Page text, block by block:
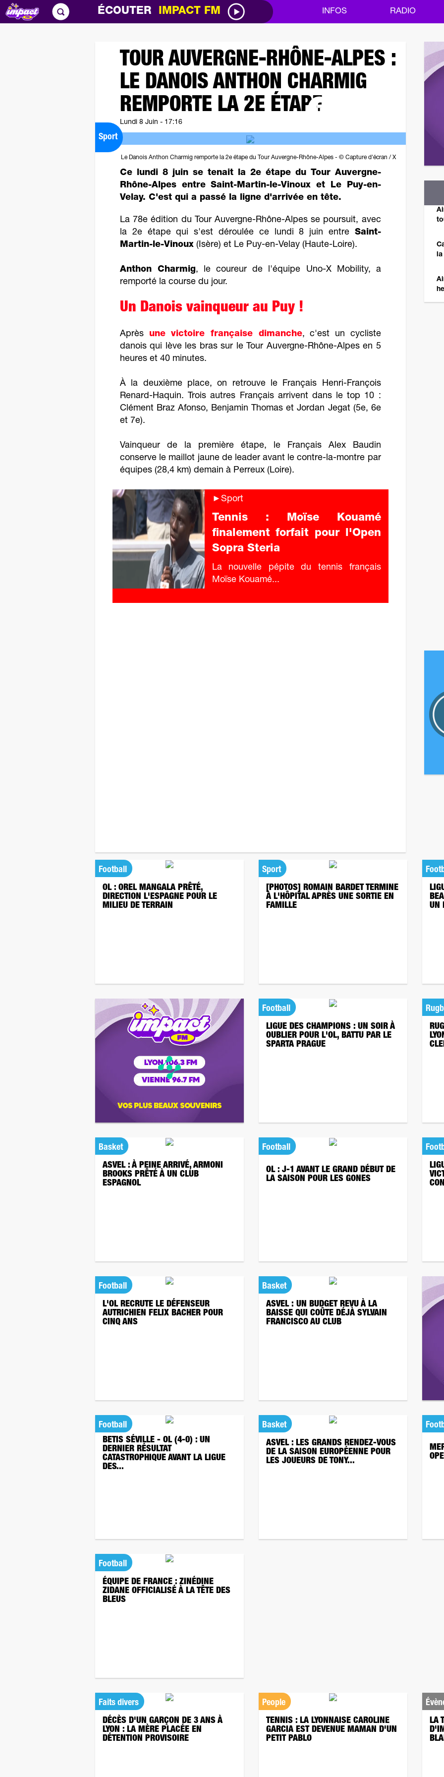
ÉCOUTER IMPACT FM INFOS RADIO
TOUR AUVERGNE-RHÔNE-ALPES :
LE DANOIS ANTHON CHARMIG
REMPORTE LA 2E ÉTAPE
Lundi 8 Juin - 17:16
Sport
Le Danois Anthon Charmig remporte la 2e étape du Tour Auvergne-Rhône-Alpes - © Capture d'écran / X
Ce lundi 8 juin se tenait la 2e étape du Tour Auvergne-
Rhône-Alpes entre Saint-Martin-le-Vinoux et Le Puy-en-
Velay. C'est qui a passé la ligne d'arrivée en tête.
La 78e édition du Tour Auvergne-Rhône-Alpes se poursuit, avec
la 2e étape qui s'est déroulée ce lundi 8 juin entre Saint-
Martin-le-Vinoux (Isère) et Le Puy-en-Velay (Haute-Loire).
Anthon Charmig, le coureur de l'équipe Uno-X Mobility, a
remporté la course du jour.
Un Danois vainqueur au Puy !
Après une victoire française dimanche, c'est un cycliste
danois qui lève les bras sur le Tour Auvergne-Rhône-Alpes en 5
heures et 40 minutes.
À la deuxième place, on retrouve le Français Henri-François
Renard-Haquin. Trois autres Français arrivent dans le top 10 :
Clément Braz Afonso, Benjamin Thomas et Jordan Jegat (5e, 6e
et 7e).
Vainqueur de la première étape, le Français Alex Baudin
conserve le maillot jaune de leader avant le contre-la-montre par
équipes (28,4 km) demain à Perreux (Loire).
►Sport
Tennis : Moïse Kouamé
finalement forfait pour l'Open
Sopra Steria
La nouvelle pépite du tennis français
Moïse Kouamé...
la
Football
OL : OREL MANGALA PRÊTÉ,
DIRECTION L'ESPAGNE POUR LE
MILIEU DE TERRAIN
Sport
[PHOTOS] ROMAIN BARDET TERMINE
À L'HÔPITAL APRÈS UNE SORTIE EN
FAMILLE
UN
Football
LIGUE DES CHAMPIONS : UN SOIR À
OUBLIER POUR L'OL, BATTU PAR LE
SPARTA PRAGUE
Basket
ASVEL : À PEINE ARRIVÉ, ARMONI
BROOKS PRÊTÉ À UN CLUB
ESPAGNOL
Football
OL : J-1 AVANT LE GRAND DÉBUT DE
LA SAISON POUR LES GONES
Football
L'OL RECRUTE LE DÉFENSEUR
AUTRICHIEN FELIX BACHER POUR
CINQ ANS
Basket
ASVEL : UN BUDGET REVU À LA
BAISSE QUI COÛTE DÉJÀ SYLVAIN
FRANCISCO AU CLUB
Football
BETIS SÉVILLE - OL (4-0) : UN
DERNIER RÉSULTAT
CATASTROPHIQUE AVANT LA LIGUE
DES...
Basket
ASVEL : LES GRANDS RENDEZ-VOUS
DE LA SAISON EUROPÉENNE POUR
LES JOUEURS DE TONY...
Football
ÉQUIPE DE FRANCE : ZINÉDINE
ZIDANE OFFICIALISÉ À LA TÊTE DES
BLEUS
Faits divers
DÉCÈS D'UN GARÇON DE 3 ANS À
LYON : LA MÈRE PLACÉE EN
DÉTENTION PROVISOIRE
People
TENNIS : LA LYONNAISE CAROLINE
GARCIA EST DEVENUE MAMAN D'UN
PETIT PABLO
LA